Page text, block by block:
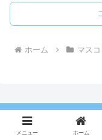
ホーム マスコ
ユーキ
メニュー ホーム